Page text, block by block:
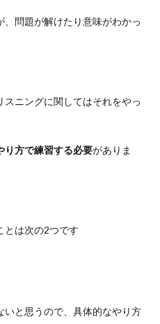
問題が解けたり意味がわかっ
ニングに関してはそれをやっ
り方で練習する必要がありま
とは次の2つです
いと思うので、具体的なやり方